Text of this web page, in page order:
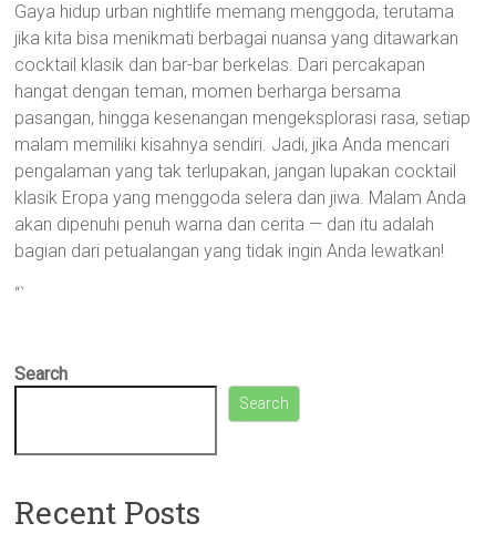
Gaya hidup urban nightlife memang menggoda, terutama
jika kita bisa menikmati berbagai nuansa yang ditawarkan
cocktail klasik dan bar-bar berkelas. Dari percakapan
hangat dengan teman, momen berharga bersama
pasangan, hingga kesenangan mengeksplorasi rasa, setiap
malam memiliki kisahnya sendiri. Jadi, jika Anda mencari
pengalaman yang tak terlupakan, jangan lupakan cocktail
klasik Eropa yang menggoda selera dan jiwa. Malam Anda
akan dipenuhi penuh warna dan cerita — dan itu adalah
bagian dari petualangan yang tidak ingin Anda lewatkan!
“`
Search
Search
Recent Posts